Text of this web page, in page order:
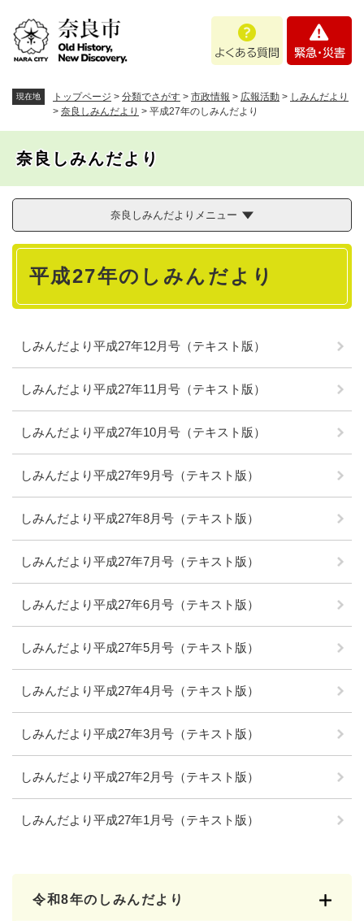
あ
問
・
現在地 トップページ > 分類でさがす > 市政情報 > 広報活動 > しみんだより
> 奈良しみんだより > 平成27年のしみんだより
奈良しみんだより
奈良しみんだよりメニュー
本
平成27年のしみんだより
しみんだより平成27年12月号（テキスト版）
しみんだより平成27年11月号（テキスト版）
しみんだより平成27年10月号（テキスト版）
しみんだより平成27年9月号（テキスト版）
しみんだより平成27年8月号（テキスト版）
しみんだより平成27年7月号（テキスト版）
しみんだより平成27年6月号（テキスト版）
しみんだより平成27年5月号（テキスト版）
しみんだより平成27年4月号（テキスト版）
しみんだより平成27年3月号（テキスト版）
しみんだより平成27年2月号（テキスト版）
しみんだより平成27年1月号（テキスト版）
令和8年のしみんだより